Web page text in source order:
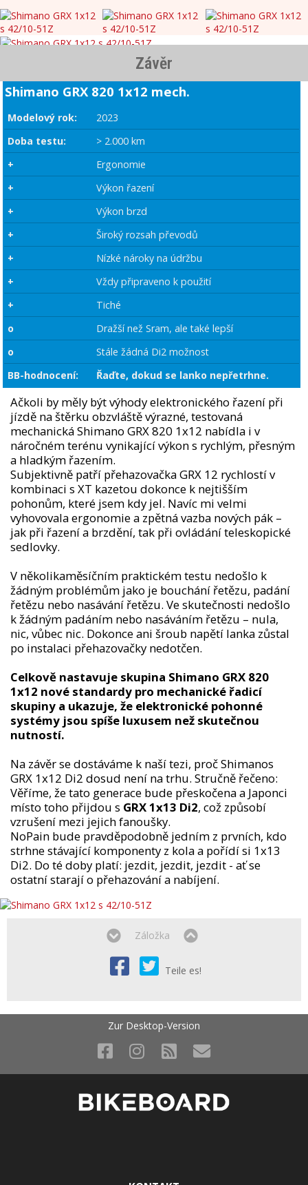
Závěr
Shimano GRX 820 1x12 mech.
Modelový rok:
2023
Doba testu:
> 2.000 km
+
Ergonomie
+
Výkon řazení
+
Výkon brzd
+
Široký rozsah převodů
+
Nízké nároky na údržbu
+
Vždy připraveno k použití
+
Tiché
o
Dražší než Sram, ale také lepší
o
Stále žádná Di2 možnost
BB-hodnocení:
Řaďte, dokud se lanko nepřetrhne.
Ačkoli by měly být výhody elektronického řazení při
jízdě na štěrku obzvláště výrazné, testovaná
mechanická Shimano GRX 820 1x12 nabídla i v
náročném terénu vynikající výkon s rychlým, přesným
a hladkým řazením.
Subjektivně patří přehazovačka GRX 12 rychlostí v
kombinaci s XT kazetou dokonce k nejtišším
pohonům, které jsem kdy jel. Navíc mi velmi
vyhovovala ergonomie a zpětná vazba nových pák –
jak při řazení a brzdění, tak při ovládání teleskopické
sedlovky.
V několikaměsíčním praktickém testu nedošlo k
žádným problémům jako je bouchání řetězu, padání
řetězu nebo nasávání řetězu. Ve skutečnosti nedošlo
k žádným padáním nebo nasáváním řetězu – nula,
nic, vůbec nic. Dokonce ani šroub napětí lanka zůstal
po instalaci přehazovačky nedotčen.
Celkově nastavuje skupina Shimano GRX 820
1x12 nové standardy pro mechanické řadicí
skupiny a ukazuje, že elektronické pohonné
systémy jsou spíše luxusem než skutečnou
nutností.
Na závěr se dostáváme k naší tezi, proč Shimanos
GRX 1x12 Di2 dosud není na trhu. Stručně řečeno:
Věříme, že tato generace bude přeskočena a Japonci
místo toho přijdou s GRX 1x13 Di2, což způsobí
vzrušení mezi jejich fanoušky.
NoPain bude pravděpodobně jedním z prvních, kdo
strhne stávající komponenty z kola a pořídí si 1x13
Di2. Do té doby platí: jezdit, jezdit, jezdit - ať se
ostatní starají o přehazování a nabíjení.
Záložka
Teile es!
Zur Desktop-Version